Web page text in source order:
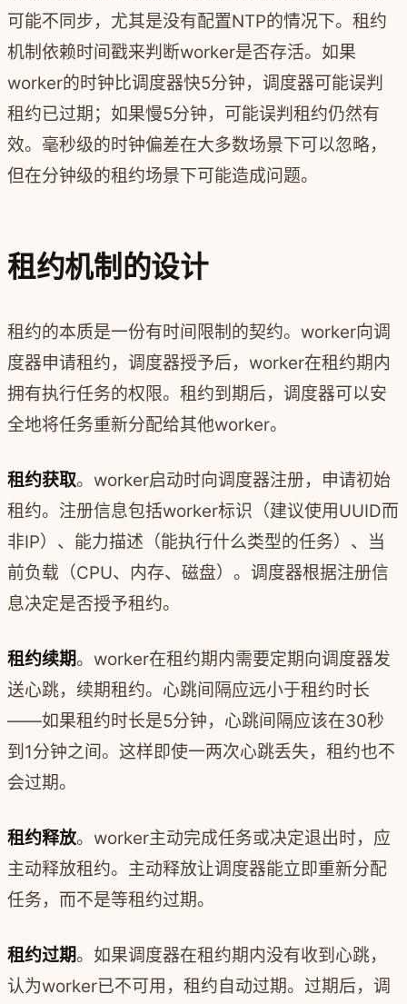
可能不同步，尤其是没有配置NTP的情况下。租约
机制依赖时间戳来判断worker是否存活。如果
worker的时钟比调度器快5分钟，调度器可能误判
租约已过期；如果慢5分钟，可能误判租约仍然有
效。毫秒级的时钟偏差在大多数场景下可以忽略，
但在分钟级的租约场景下可能造成问题。
租约机制的设计
租约的本质是一份有时间限制的契约。worker向调
度器申请租约，调度器授予后，worker在租约期内
拥有执行任务的权限。租约到期后，调度器可以安
全地将任务重新分配给其他worker。
租约获取。worker启动时向调度器注册，申请初始
租约。注册信息包括worker标识（建议使用UUID而
非IP）、能力描述（能执行什么类型的任务）、当
前负载（CPU、内存、磁盘）。调度器根据注册信
息决定是否授予租约。
租约续期。worker在租约期内需要定期向调度器发
送心跳，续期租约。心跳间隔应远小于租约时长
——如果租约时长是5分钟，心跳间隔应该在30秒
到1分钟之间。这样即使一两次心跳丢失，租约也不
会过期。
租约释放。worker主动完成任务或决定退出时，应
主动释放租约。主动释放让调度器能立即重新分配
任务，而不是等租约过期。
租约过期。如果调度器在租约期内没有收到心跳，
认为worker已不可用，租约自动过期。过期后，调